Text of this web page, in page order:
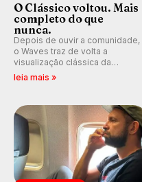
O Clássico voltou. Mais
completo do que
nunca.
Depois de ouvir a comunidade,
o Waves traz de volta a
visualização clássica da
previsão de águas rasas,
ondas para até 16 dias.
leia mais »